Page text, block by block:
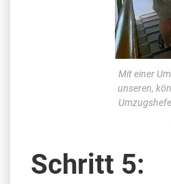
Mit einer
unseren,
Schritt 5: